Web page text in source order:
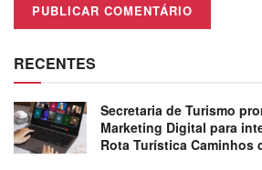
RECENTES
Secretaria de Turismo
Marketing Digital para
Rota Turística Caminhos